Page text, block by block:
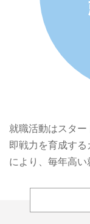
就職活動はスター
即戦力を育成す
により、毎年高い